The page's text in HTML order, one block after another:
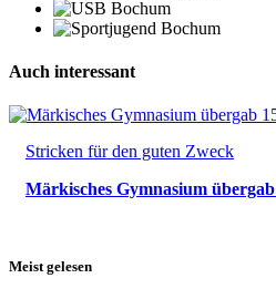
Auch interessant
Stricken für den guten Zweck
Märkisches Gymnasium
Meist gelesen